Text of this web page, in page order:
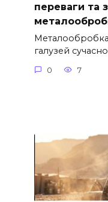
переваги та
галузей
0 7